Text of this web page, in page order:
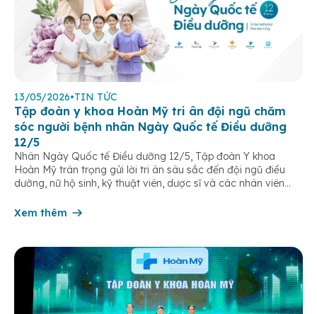
13/05/2026•TIN TỨC
Tập đoàn y khoa Hoàn Mỹ tri ân đội ngũ chăm
sóc người bệnh nhân Ngày Quốc tế Điều dưỡng
12/5
Nhân Ngày Quốc tế Điều dưỡng 12/5, Tập đoàn Y khoa
Hoàn Mỹ trân trọng gửi lời tri ân sâu sắc đến đội ngũ điều
dưỡng, nữ hộ sinh, kỹ thuật viên, dược sĩ và các nhân viên
âm thầm đồng hành trên […]
Xem thêm